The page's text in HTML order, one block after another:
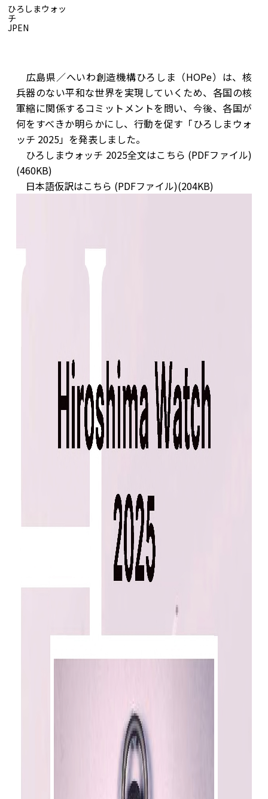
ひろしまウォッ
チ
JPEN
広島県／へいわ創造機構ひろしま（HOPe）は、核
兵器のない平和な世界を実現していくため、各国の核
軍縮に関係するコミットメントを問い、今後、各国が
何をすべきか明らかにし、行動を促す「ひろしまウォ
ッチ 2025」を発表しました。
ひろしまウォッチ 2025全文はこちら (PDFファイル)
(460KB)
日本語仮訳はこちら (PDFファイル)(204KB)